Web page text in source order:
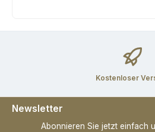
Kostenloser
Newsletter
Abonnieren Sie jetzt einfach